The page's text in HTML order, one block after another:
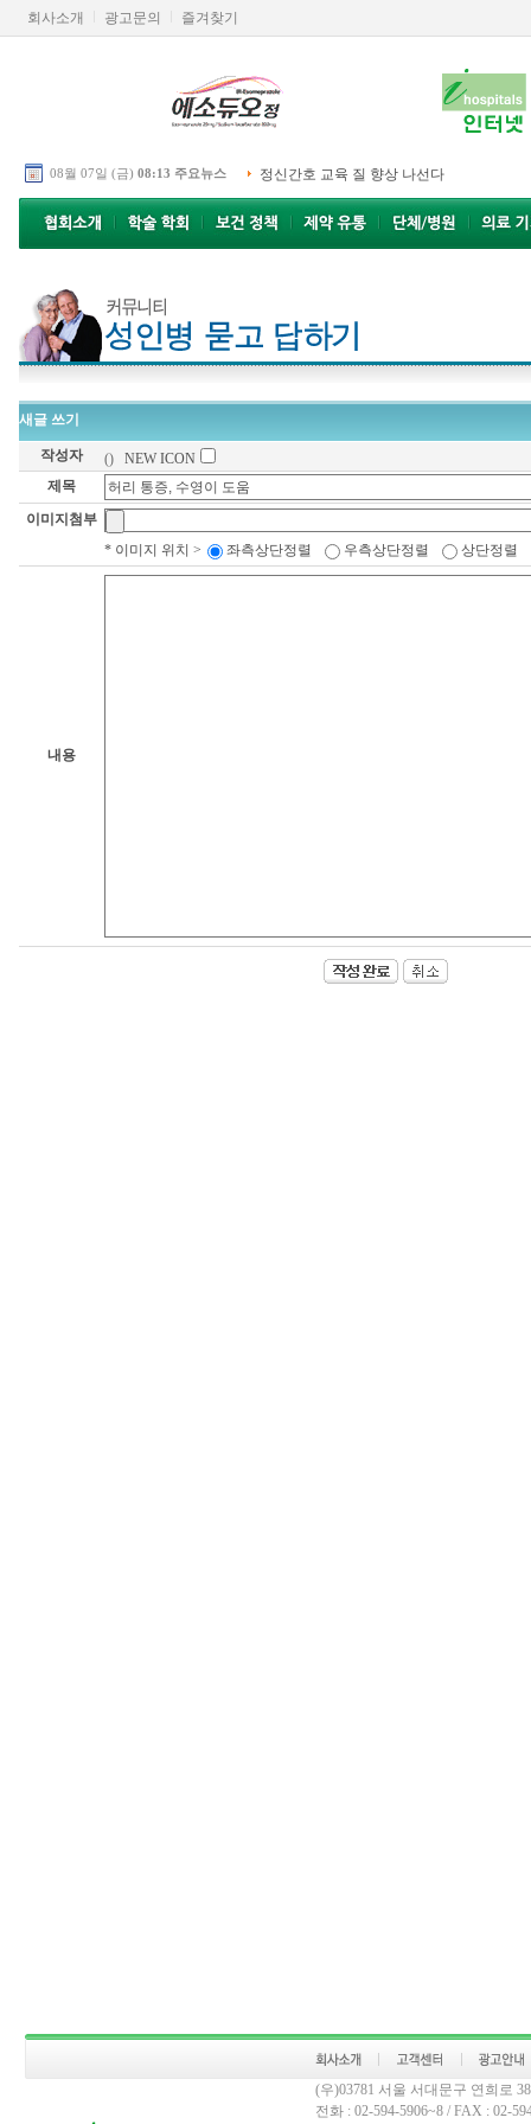
회사소개 광고문의 즐겨찾기
08월 07일 (금) 08:13 주요뉴스 정신간호 교육 질 향상 나선다
새글 쓰기
작성자 ()NEW ICON
제목
이미지첨부
* 이미지 위치 >
좌측상단정렬 우측상단정렬 상단정렬
내용
(우)03781 서울 서대문구 연희로
전화 : 02-594-5906~8 / FAX : 02-